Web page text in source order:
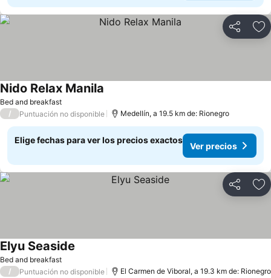
Compartir
Bed and breakfast
Nido Relax Manila
/ Puntuación no disponible Medellín, a 19.5 km de: Rionegro
Elige fechas para ver los precios exactos
Ver precios
Compartir
Bed and breakfast
Elyu Seaside
/ Puntuación no disponible El Carmen de Viboral, a 19.3 km de: Rionegro